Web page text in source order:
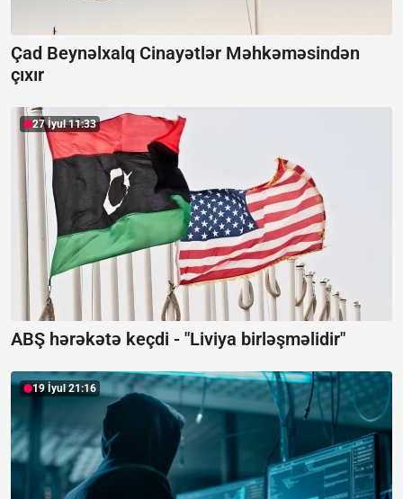
Çad Beynəlxalq Cinayətlər Məhkəməsindən
çıxır
27 İyul 11:33
ABŞ hərəkətə keçdi - "Liviya birləşməlidir"
19 İyul 21:16